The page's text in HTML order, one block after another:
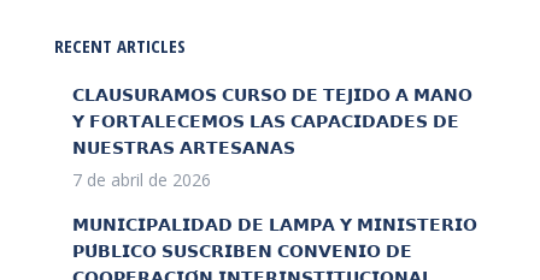
RECENT ARTICLES
𝗖𝗟𝗔𝗨𝗦𝗨𝗥𝗔𝗠𝗢𝗦 𝗖𝗨𝗥𝗦𝗢 𝗗𝗘 𝗧𝗘𝗝𝗜𝗗𝗢 𝗔 𝗠𝗔𝗡𝗢
𝗬 𝗙𝗢𝗥𝗧𝗔𝗟𝗘𝗖𝗘𝗠𝗢𝗦 𝗟𝗔𝗦 𝗖𝗔𝗣𝗔𝗖𝗜𝗗𝗔𝗗𝗘𝗦 𝗗𝗘
𝗡𝗨𝗘𝗦𝗧𝗥𝗔𝗦 𝗔𝗥𝗧𝗘𝗦𝗔𝗡𝗔𝗦
7 de abril de 2026
𝗠𝗨𝗡𝗜𝗖𝗜𝗣𝗔𝗟𝗜𝗗𝗔𝗗 𝗗𝗘 𝗟𝗔𝗠𝗣𝗔 𝗬 𝗠𝗜𝗡𝗜𝗦𝗧𝗘𝗥𝗜𝗢
𝗣𝗨́𝗕𝗟𝗜𝗖𝗢 𝗦𝗨𝗦𝗖𝗥𝗜𝗕𝗘𝗡 𝗖𝗢𝗡𝗩𝗘𝗡𝗜𝗢 𝗗𝗘